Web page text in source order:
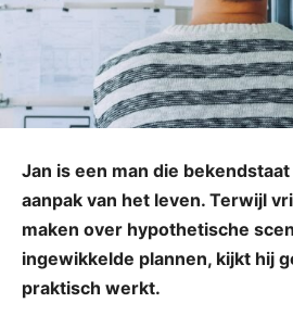
Jan is een man die
aanpak van het leven. Terwijl
maken over hypothetische
ingewikkelde plannen, kijkt hij
praktisch werkt.